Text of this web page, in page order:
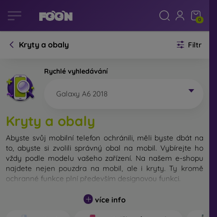
0
Kryty a obaly Filtr
Rychlé vyhledávání
Galaxy A6 2018
Kryty a obaly
Abyste svůj mobilní telefon ochránili, měli byste dbát na
to, abyste si zvolili správný obal na mobil. Vybírejte ho
vždy podle modelu vašeho zařízení. Na našem e-shopu
najdete nejen pouzdra na mobil, ale i kryty. Ty kromě
ochranné funkce plní především designovou funkci.
Kryt na mobil můžeme také nazvat zadní kryt. Je určen
na ochranu zadní části telefonu. Jednotlivé kryty na mobil
více info